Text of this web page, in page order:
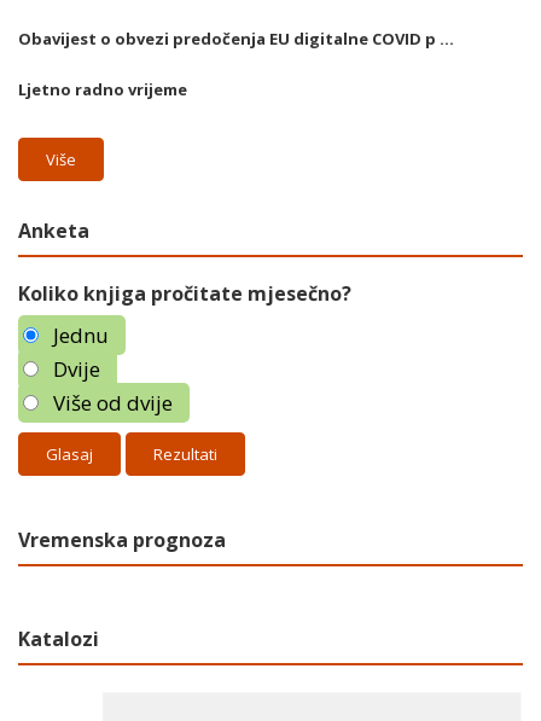
Obavijest o obvezi predočenja EU digitalne COVID p ...
Ljetno radno vrijeme
Više
Anketa
Koliko knjiga pročitate mjesečno?
Jednu
Dvije
Više od dvije
Rezultati
Vremenska prognoza
Katalozi